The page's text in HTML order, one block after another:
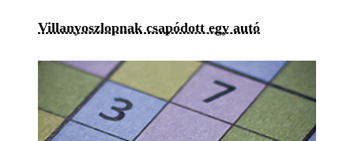
Villanyoszlopnak csapódott egy autó